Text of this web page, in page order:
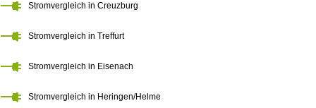
Stromvergleich in Creuzburg
Stromvergleich in Treffurt
Stromvergleich in Eisenach
Stromvergleich in Heringen/Helme